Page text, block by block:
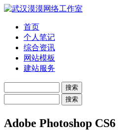
首页
个人笔记
综合资讯
网站模板
建站服务
Adobe Photoshop